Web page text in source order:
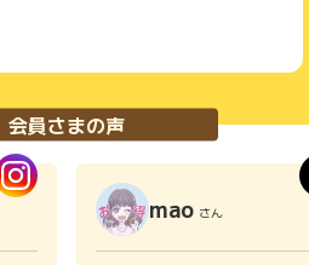
会員さまの声
mao さん